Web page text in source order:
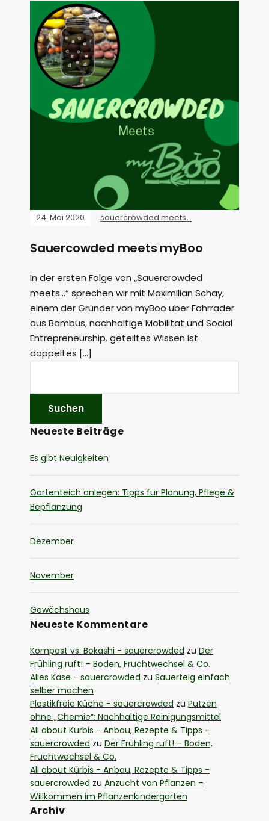
24. Mai 2020 sauercrowded meets...
Sauercowded meets myBoo
In der ersten Folge von „Sauercrowded
meets…“ sprechen wir mit Maximilian Schay,
einem der Gründer von myBoo über Fahrräder
aus Bambus, nachhaltige Mobilität und Social
Entrepreneurship. geteiltes Wissen ist
doppeltes […]
Neueste Beiträge
Es gibt Neuigkeiten
Gartenteich anlegen: Tipps für Planung, Pflege &
Bepflanzung
Dezember
November
Gewächshaus
Neueste Kommentare
Kompost vs. Bokashi - sauercrowded zu Der
Frühling ruft! – Boden, Fruchtwechsel & Co.
Alles Käse - sauercrowded zu Sauerteig einfach
selber machen
Plastikfreie Küche - sauercrowded zu Putzen
ohne „Chemie“: Nachhaltige Reinigungsmittel
All about Kürbis - Anbau, Rezepte & Tipps -
sauercrowded zu Der Frühling ruft! – Boden,
Fruchtwechsel & Co.
All about Kürbis - Anbau, Rezepte & Tipps -
sauercrowded zu Anzucht von Pflanzen –
Willkommen im Pflanzenkindergarten
Archiv